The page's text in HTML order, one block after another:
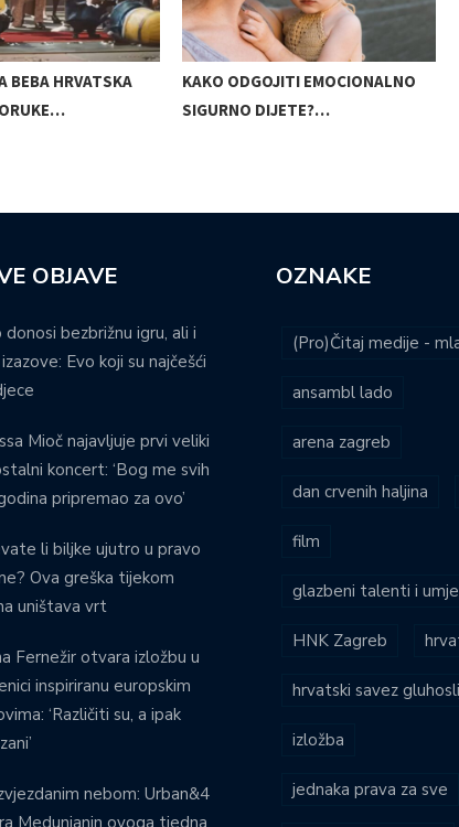
BEBA HRVATSKA
KAKO ODGOJITI EMOCIONALNO
SIGURNO DIJETE?…
OBJAVE
bezbrižnu igru, ali i
Evo koji su najčešći
Mioč najavljuje prvi veliki
koncert: ‘Bog me svih
pripremao za ovo’
li biljke ujutro u pravo
Ova greška tijekom
uništava vrt
Fernežir otvara izložbu u
inspiriranu europskim
‘Različiti su, a ipak
nebom: Urban&4
Medunjanin ovoga tjedna
OZNAKE
(Pro)Čitaj medije -
ansambl lado
arena zagreb
dan crvenih haljina
film
glazbeni talenti i
HNK Zagreb
hrvatski savez
izložba
jednaka prava za sve